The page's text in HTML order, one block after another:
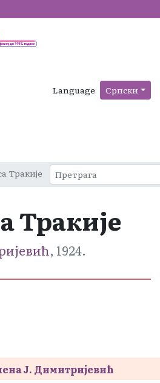
Language Српски
Тракије
Тракије
, 1924.
Ј. Димитријевић